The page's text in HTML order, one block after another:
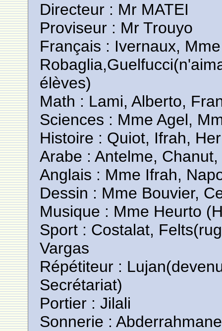
Directeur : Mr MATEI
Proviseur : Mr Trouyo
Français : Ivernaux,
élèves)
Math : Lami, Alberto,
Sciences : Mme Agel,
Histoire : Quiot, Ifrah,
Arabe : Antelme,
Anglais : Mme Ifrah,
Dessin : Mme Bouvier,
Musique : Mme Heurto
Sport : Costalat,
Vargas
Répétiteur :
Secrétariat)
Portier : Jilali
Sonnerie : Abderrahmane